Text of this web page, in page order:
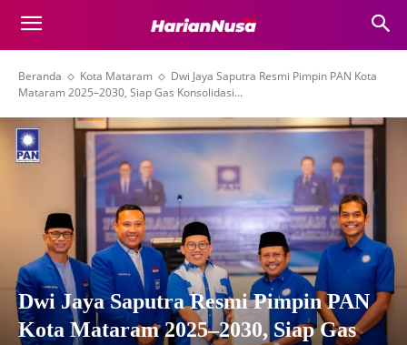
Beranda Kota Mataram
Dwi Jaya Saputra Resmi Pimpin PAN Kota
Mataram 2025–2030, Siap Gas Konsolidasi...
Dwi Jaya Saputra Resmi Pimpin PAN
Kota Mataram 2025–2030, Siap Gas